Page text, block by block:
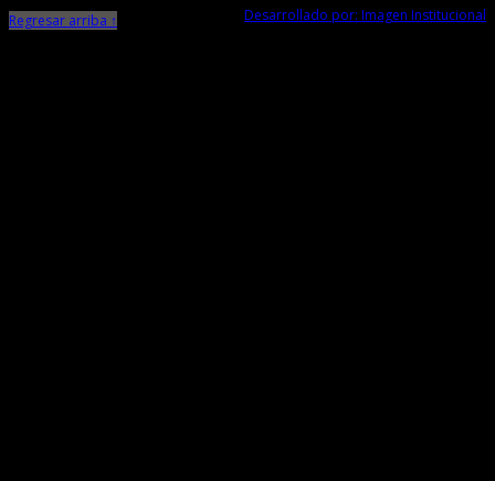
Desarrollado por: Imagen Institucional
Regresar arriba ↑